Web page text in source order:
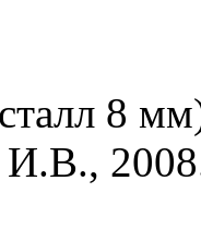
8
И.В.,